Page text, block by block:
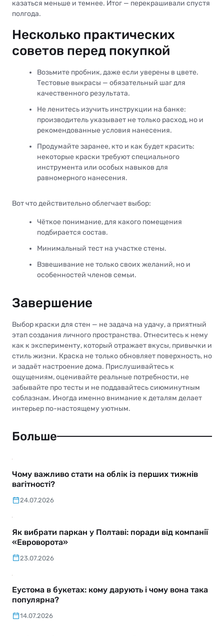
казаться меньше и темнее. Итог — перекрашивали спустя
полгода.
Несколько практических
советов перед покупкой
Возьмите пробник, даже если уверены в цвете.
Тестовые выкрасы — обязательный шаг для
качественного результата.
Не ленитесь изучить инструкции на банке:
производитель указывает не только расход, но и
рекомендованные условия нанесения.
Продумайте заранее, кто и как будет красить:
некоторые краски требуют специального
инструмента или особых навыков для
равномерного нанесения.
Вот что действительно облегчает выбор:
Чёткое понимание, для какого помещения
подбирается состав.
Минимальный тест на участке стены.
Взвешивание не только своих желаний, но и
особенностей членов семьи.
Завершение
Выбор краски для стен — не задача на удачу, а приятный
этап создания личного пространства. Отнеситесь к нему
как к эксперименту, который отражает вкусы, привычки и
стиль жизни. Краска не только обновляет поверхность, но
и задаёт настроение дома. Прислушивайтесь к
ощущениям, оценивайте реальные потребности, не
забывайте про тесты и не поддавайтесь сиюминутным
соблазнам. Иногда именно внимание к деталям делает
интерьер по-настоящему уютным.
Больше
Чому важливо стати на облік із перших тижнів
вагітності?
24.07.2026
Як вибрати паркан у Полтаві: поради від компанії
«Евроворота»
23.07.2026
Еустома в букетах: кому дарують і чому вона така
популярна?
14.07.2026